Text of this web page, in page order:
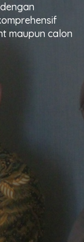
maupun calon